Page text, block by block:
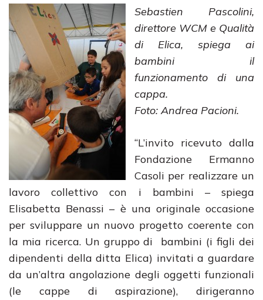
Sebastien Pascolini,
direttore WCM e Qualità
di Elica, spiega ai
bambini il
funzionamento di una
cappa.
Foto: Andrea Pacioni.
“L’invito ricevuto dalla
Fondazione Ermanno
Casoli per realizzare un
lavoro collettivo con i bambini – spiega
Elisabetta Benassi – è una originale occasione
per sviluppare un nuovo progetto coerente con
la mia ricerca. Un gruppo di bambini (i figli dei
dipendenti della ditta Elica) invitati a guardare
da un’altra angolazione degli oggetti funzionali
(le cappe di aspirazione), dirigeranno